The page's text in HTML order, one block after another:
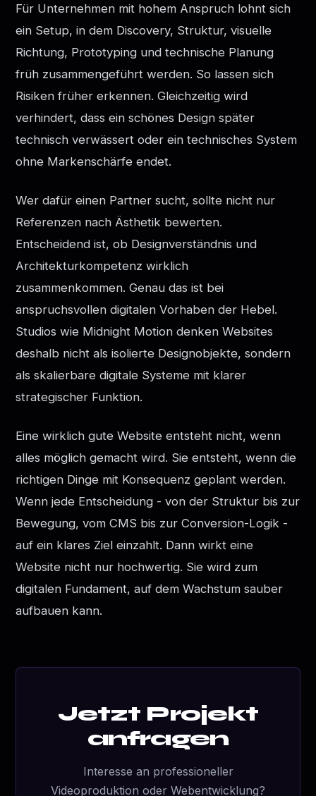
Für Unternehmen mit hohem Anspruch lohnt sich
ein Setup, in dem Discovery, Struktur, visuelle
Richtung, Prototyping und technische Planung
früh zusammengeführt werden. So lassen sich
Risiken früher erkennen. Gleichzeitig wird
verhindert, dass ein schönes Design später
technisch verwässert oder ein technisches System
ohne Markenschärfe endet.
Wer dafür einen Partner sucht, sollte nicht nur
Referenzen nach Ästhetik bewerten.
Entscheidend ist, ob Designverständnis und
Architekturkompetenz wirklich
zusammenkommen. Genau das ist bei
anspruchsvollen digitalen Vorhaben der Hebel.
Studios wie Midnight Motion denken Websites
deshalb nicht als isolierte Designobjekte, sondern
als skalierbare digitale Systeme mit klarer
strategischer Funktion.
Eine wirklich gute Website entsteht nicht, wenn
alles möglich gemacht wird. Sie entsteht, wenn die
richtigen Dinge mit Konsequenz geplant werden.
Wenn jede Entscheidung - von der Struktur bis zur
Bewegung, vom CMS bis zur Conversion-Logik -
auf ein klares Ziel einzahlt. Dann wirkt eine
Website nicht nur hochwertig. Sie wird zum
digitalen Fundament, auf dem Wachstum sauber
aufbauen kann.
Jetzt Projekt
anfragen
Interesse an professioneller
Videoproduktion oder Webentwicklung?